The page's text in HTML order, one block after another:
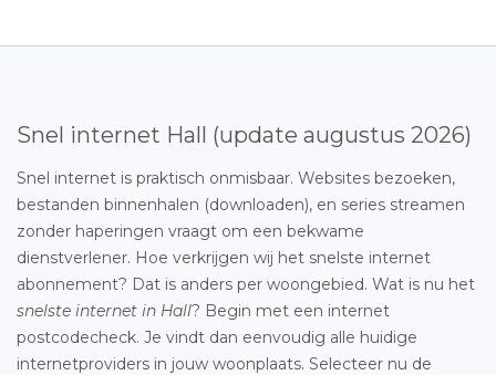
Snel internet Hall (update augustus 2026)
Snel internet is praktisch onmisbaar. Websites bezoeken,
bestanden binnenhalen (downloaden), en series streamen
zonder haperingen vraagt om een bekwame
dienstverlener. Hoe verkrijgen wij het snelste internet
abonnement? Dat is anders per woongebied. Wat is nu het
snelste internet in Hall? Begin met een internet
postcodecheck. Je vindt dan eenvoudig alle huidige
internetproviders in jouw woonplaats. Selecteer nu de